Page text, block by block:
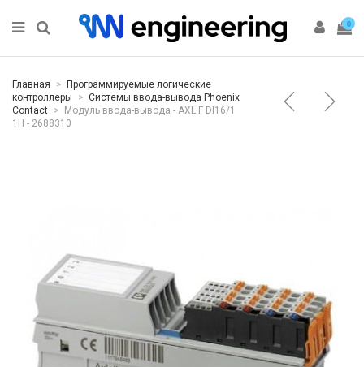
0
Главная
Программируемые логические
контроллеры
Системы ввода-вывода Phoenix
Contact
Модуль ввода-вывода - AXL F DI16/1
1H - 2688310